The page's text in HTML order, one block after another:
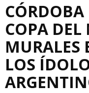
CÓRDOBA
COPA
MURALES
LOS